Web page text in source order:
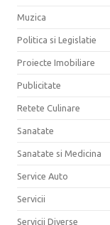
Muzica
Politica si Legislatie
Proiecte Imobiliare
Publicitate
Retete Culinare
Sanatate
Sanatate si Medicina
Service Auto
Servicii
Servicii Diverse